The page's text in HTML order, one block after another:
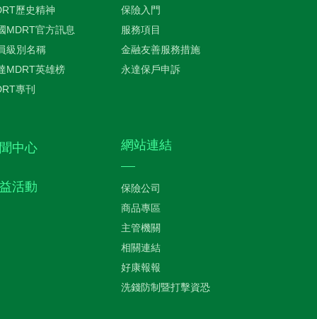
歷史精神
MDRT官方訊息
級別名稱
MDRT英雄榜
專刊
中心
活動
保險入門
服務項目
金融友善服務措施
永達保戶申訴
網站連結
保險公司
商品專區
主管機關
相關連結
好康報報
洗錢防制暨打擊資恐